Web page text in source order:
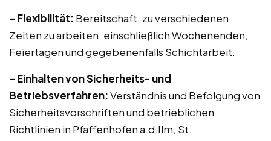
– Flexibilität: Bereitschaft, zu verschiedenen
Zeiten zu arbeiten, einschließlich Wochenenden,
Feiertagen und gegebenenfalls Schichtarbeit.
– Einhalten von Sicherheits- und
Betriebsverfahren:Verständnis und Befolgung von
Sicherheitsvorschriften und betrieblichen
Richtlinien in Pfaffenhofen a.d.Ilm, St.